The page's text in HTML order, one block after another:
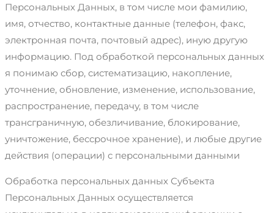
Персональных Данных, в том числе мои фамилию,
имя, отчество, контактные данные (телефон, факс,
электронная почта, почтовый адрес), иную другую
информацию. Под обработкой персональных данных
я понимаю сбор, систематизацию, накопление,
уточнение, обновление, изменение, использование,
распространение, передачу, в том числе
трансграничную, обезличивание, блокирование,
уничтожение, бессрочное хранение), и любые другие
действия (операции) с персональными данными
Обработка персональных данных Субъекта
Персональных Данных осуществляется